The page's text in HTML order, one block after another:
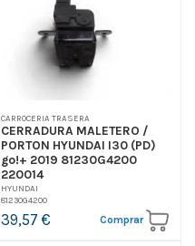
CARROCERIA TRASERA
CERRADURA MALETERO /
PORTON HYUNDAI I30 (PD)
go!+ 2019 81230G4200
220014
HYUNDAI
81230G4200
39,57 € Comprar